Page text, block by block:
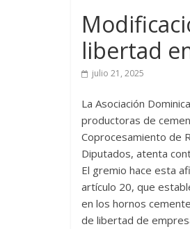
libertad
julio 21, 2025
La Asociación
productoras de
Coprocesamiento de
Diputados, atenta
El gremio hace esta
artículo 20, que
en los hornos
de libertad de